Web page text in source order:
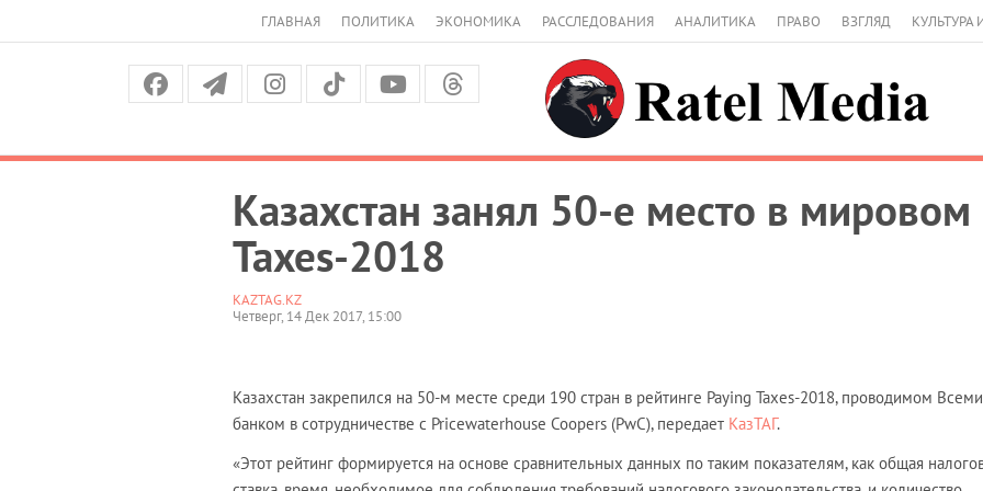
ГЛАВНАЯ ПОЛИТИКА ЭКОНОМИКА РАССЛЕДОВАНИЯ АНАЛИТИКА ПРАВО ВЗГЛЯД КУЛЬТУРА
Казахстан занял 50-е место в мировом
Taxes-2018
KAZTAG.KZ
Четверг, 14 Дек 2017, 15:00
Казахстан закрепился на 50-м месте среди 190 стран в рейтинге Paying Taxes-2018, проводимом
банком в сотрудничестве с Pricewaterhouse Coopers (PwC), передает КазТАГ.
«Этот рейтинг формируется на основе сравнительных данных по таким показателям, как общая